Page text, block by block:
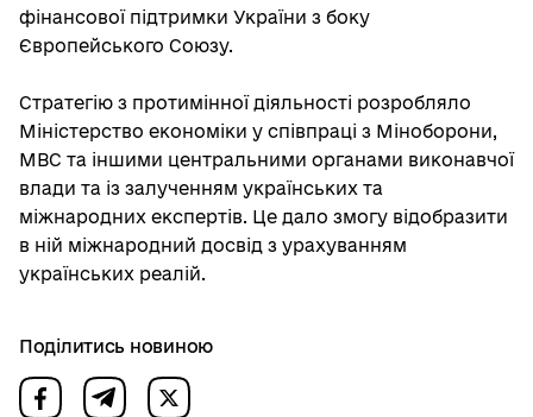
фінансової підтримки України з боку
Європейського Союзу.
Стратегію з протимінної діяльності розробляло
Міністерство економіки у співпраці з Міноборони,
МВС та іншими центральними органами виконавчої
влади та із залученням українських та
міжнародних експертів. Це дало змогу відобразити
в ній міжнародний досвід з урахуванням
українських реалій.
Поділитись новиною